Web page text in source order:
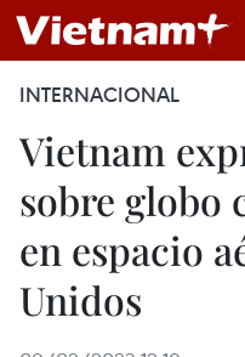
INTERNACIONAL
Vietnam
sobre globo
en espacio
Unidos